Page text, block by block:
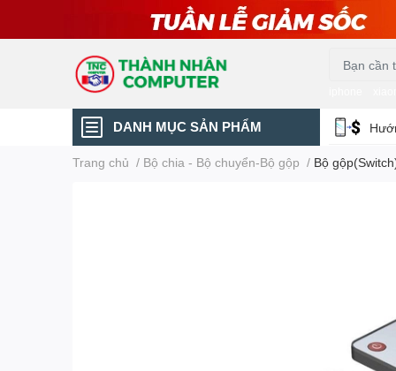
DANH MỤC SẢN PHẨM
Trang chủ / Bộ chia - Bộ chuyển-Bộ gộp / Bộ